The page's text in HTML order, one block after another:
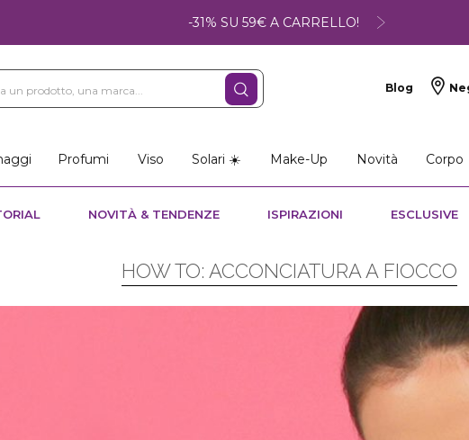
-31% SU 59€ A CARRELLO!
Blog
Profumi Viso Solari ☀️ Make-Up Novità Corpo
NOVITÀ & TENDENZE ISPIRAZIONI ESCLUSIVE
HOW TO: ACCONCIATURA A FIOCCO